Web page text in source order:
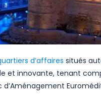
d’affaires situés
et innovante, tenant